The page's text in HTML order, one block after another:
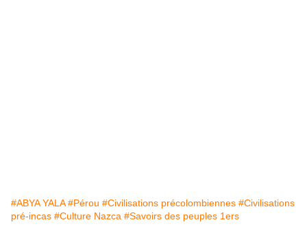
#ABYA YALA #Pérou #Civilisations précolombiennes #Civilisations
pré-incas #Culture Nazca #Savoirs des peuples 1ers